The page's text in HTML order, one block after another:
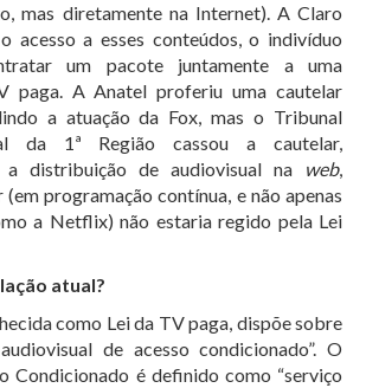
mas diretamente na Internet). A Claro
acesso a esses conteúdos, o indivíduo
um pacote juntamente a uma
paga. A Anatel proferiu uma cautelar
a atuação da Fox, mas o Tribunal
da 1ª Região cassou a cautelar,
a distribuição de audiovisual na
web,
(em programação contínua, e não apenas
a Netflix) não estaria regido pela Lei
atual?
como Lei da TV paga, dispõe sobre
de acesso condicionado”. O
Condicionado é definido como “serviço